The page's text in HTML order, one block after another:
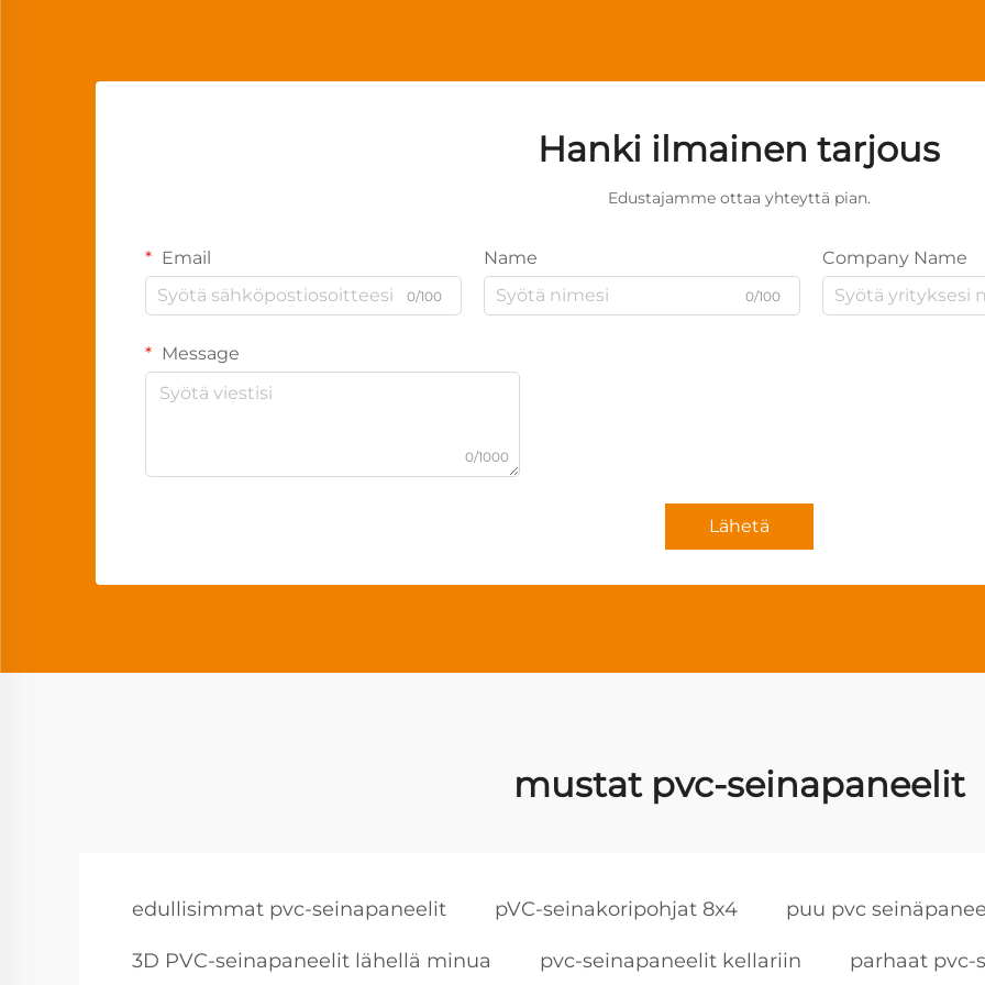
Hanki ilmainen tarjous
Edustajamme ottaa yhteyttä pian.
Email
0/100
Name
0/100
Company Name
Message
0/1000
Lähetä
mustat pvc-seinapaneelit
edullisimmat pvc-seinapaneelit pVC-seinakoripohjat 8x4 puu pvc
3D PVC-seinapaneelit lähellä minua pvc-seinapaneelit kellariin parhaat pvc-